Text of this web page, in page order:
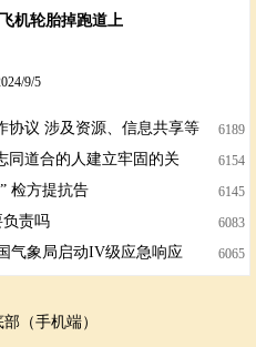
机轮胎掉跑道上
9/5
协议 涉及资源、信息共享等 6189
同道合的人建立牢固的关
6154
检方提抗告 6145
负责吗 6083
气象局启动IV级应急响应 6065
（手机端）